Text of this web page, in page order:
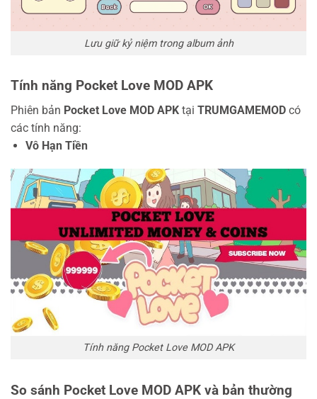
Lưu giữ kỷ niệm trong album ảnh
Tính năng Pocket Love MOD APK
Phiên bản Pocket Love MOD APK tại TRUMGAMEMOD có
các tính năng:
Vô Hạn Tiền
Tính năng Pocket Love MOD APK
So sánh Pocket Love MOD APK và bản thường